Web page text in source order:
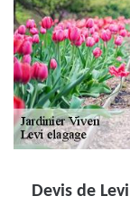
Devis de